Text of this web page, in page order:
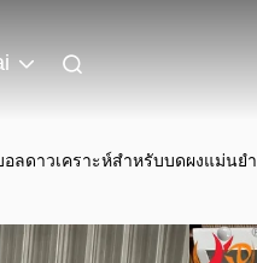
ลดาวเคราะห์สําหรับบดผงแม่นยํา